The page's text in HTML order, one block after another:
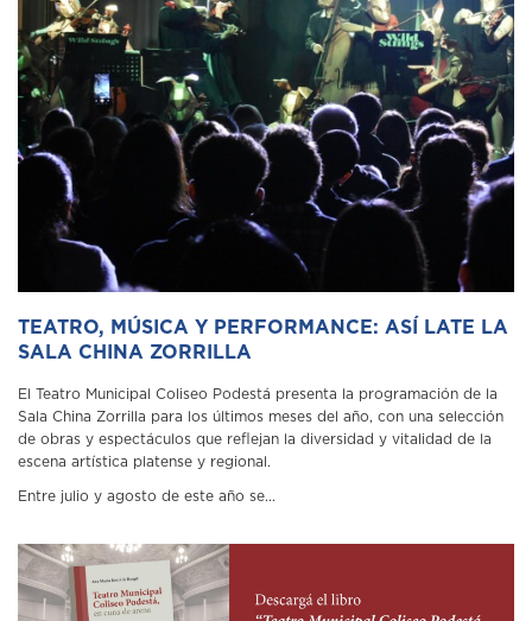
TEATRO, MÚSICA Y PERFORMANCE: ASÍ LATE LA
SALA CHINA ZORRILLA
El Teatro Municipal Coliseo Podestá presenta la programación de la
Sala China Zorrilla para los últimos meses del año, con una selección
de obras y espectáculos que reflejan la diversidad y vitalidad de la
escena artística platense y regional.
Entre julio y agosto de este año se...